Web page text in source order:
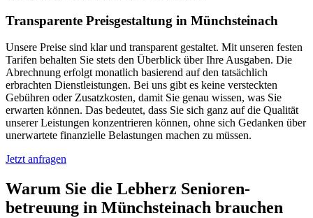
Transparente Preisgestaltung in Münchsteinach
Unsere Preise sind klar und transparent gestaltet. Mit unseren festen
Tarifen behalten Sie stets den Überblick über Ihre Ausgaben. Die
Abrechnung erfolgt monatlich basierend auf den tatsächlich
erbrachten Dienstleistungen. Bei uns gibt es keine versteckten
Gebühren oder Zusatzkosten, damit Sie genau wissen, was Sie
erwarten können. Das bedeutet, dass Sie sich ganz auf die Qualität
unserer Leistungen konzentrieren können, ohne sich Gedanken über
unerwartete finanzielle Belastungen machen zu müssen.
Jetzt anfragen
Warum Sie die Lebherz Senioren­
betreuung in Münchsteinach brauchen